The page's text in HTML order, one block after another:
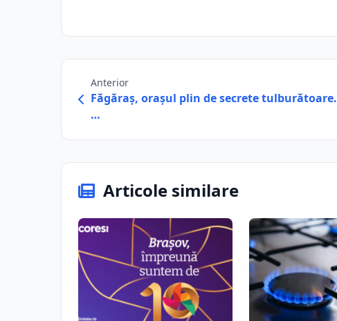
Anterior
Făgăraș, orașul plin de secrete tulburătoare.
…
Articole similare